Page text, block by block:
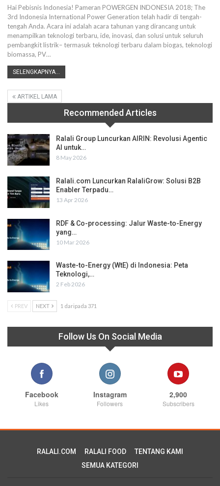
Hai Pebisnis Indonesia! Pameran POWERGEN INDONESIA 2018; The
3rd Indonesia International Power Generation telah hadir di tengah-
tengah Anda. Acara ini adalah acara tahunan yang dirancang untuk
menampilkan teknologi terbaru, ide, inovasi, dan solusi untuk seluruh
pembangkit listrik– termasuk teknologi terbaru dalam biogas, teknologi
biomassa, PV…
SELENGKAPNYA...
ARTIKEL LAMA
Recommended Articles
Ralali Group Luncurkan AIRIN: Revolusi Agentic
AI untuk…
8 May 2026
Ralali.com Luncurkan RalaliGrow: Solusi B2B
Enabler Terpadu…
13 Apr 2026
RDF & Co-processing: Jalur Waste-to-Energy
yang…
10 Mar 2026
Waste-to-Energy (WtE) di Indonesia: Peta
Teknologi,…
2 Feb 2026
PREV NEXT 1 daripada 371
Follow Us On Social Media
Facebook
Likes
Instagram
Followers
2,900
Subscribers
RALALI.COM RALALI FOOD
TENTANG KAMI
SEMUA KATEGORI